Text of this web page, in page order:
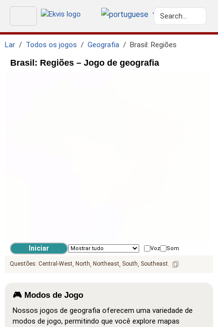
Lar Todos os jogos Geografia Brasil: Regiões
Brasil: Regiões – Jogo de geografia
Voz Som
Questões: Central-West North Northeast South Southeast
🎮 Modos de Jogo
Nossos jogos de geografia oferecem uma variedade de
modos de jogo, permitindo que você explore mapas